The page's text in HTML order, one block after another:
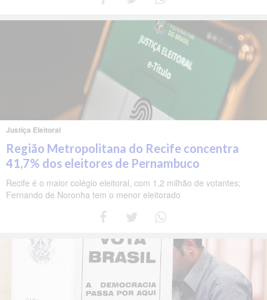
Justiça Eleitoral
Região Metropolitana do Recife concentra
41,7% dos eleitores de Pernambuco
Recife é o maior colégio eleitoral, com 1,2 milhão de votantes;
Fernando de Noronha tem o menor eleitorado